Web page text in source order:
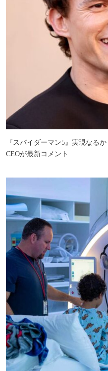
『スパイダーマン5』実現なる
CEOが最新コメント